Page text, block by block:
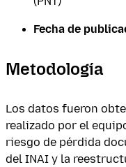
Fecha de
Metodología
Los datos fueron
realizado por el
riesgo de pérdida
del INAI y la